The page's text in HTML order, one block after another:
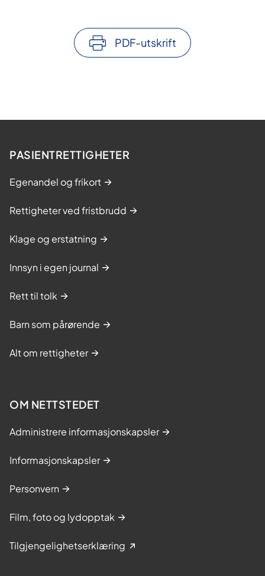
PDF-utskrift
PASIENTRETTIGHETER
Egenandel og frikort
Rettigheter ved fristbrudd
Klage og erstatning
Innsyn i egen journal
Rett til tolk
Barn som pårørende
Alt om rettigheter
OM NETTSTEDET
Administrere informasjonskapsler
Informasjonskapsler
Personvern
Film, foto og lydopptak
Tilgjengelighetserklæring